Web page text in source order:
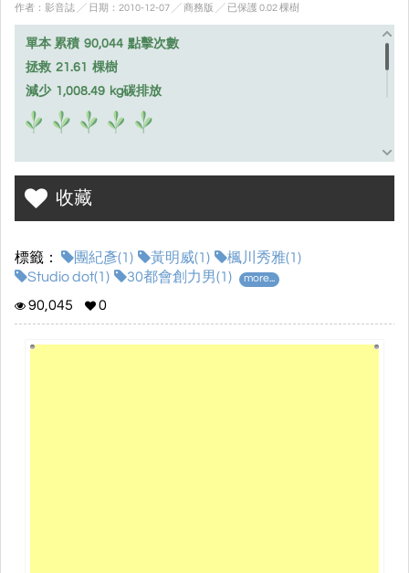
作者：影音誌 ╱ 日期：2010-12-07 ╱ 商務版 ╱ 已保護 0.02 棵樹
單本 累積 90,044 點擊次數
拯救 21.61
棵樹
減少 1,008.49 kg碳排放
hdM創刊號
收藏
標籤： 團紀彥(1) 黃明威(1)
楓川秀雅(1)
Studio dot(1)
30都會創力男(1) more...
90,045 0